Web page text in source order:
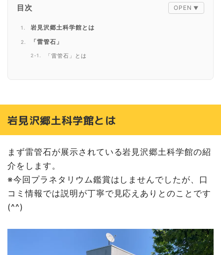
目次
岩見沢郷土科学館とは
「雷管石」
「雷管石」とは
最後に
岩見沢郷土科学館とは
まず雷管石が展示されている岩見沢郷土科学館の紹
介をします。
※今回プラネタリウム鑑賞はしませんでしたが、口
コミ情報では説明が丁寧で見応えありとのことです
(^^)